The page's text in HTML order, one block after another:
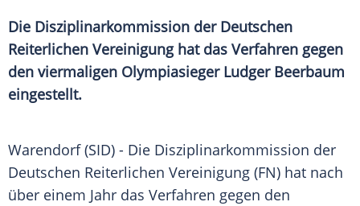
Die Disziplinarkommission der Deutschen
Reiterlichen Vereinigung hat das Verfahren gegen
den viermaligen Olympiasieger Ludger Beerbaum
eingestellt.
Warendorf (SID) - Die Disziplinarkommission der
Deutschen Reiterlichen Vereinigung (FN) hat nach
über einem Jahr das Verfahren gegen den